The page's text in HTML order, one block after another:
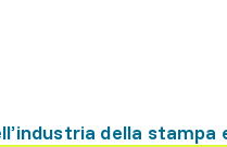
della stampa